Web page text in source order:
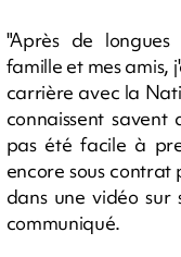
"Après de longues
famille et mes amis,
carrière avec la
connaissent
pas été facile à
encore sous
dans une vidéo
communiqué.